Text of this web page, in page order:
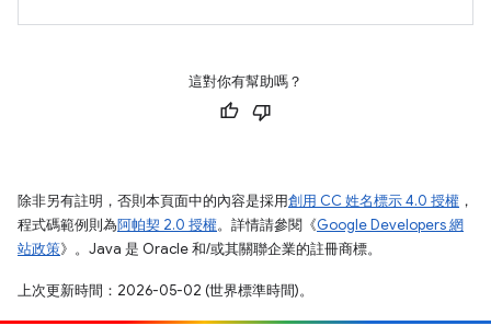
這對你有幫助嗎？
除非另有註明，否則本頁面中的內容是採用創用 CC 姓名標示 4.0 授權 ，
程式碼範例則為阿帕契 2.0 授權。詳情請參閱《Google Developers 網
站政策》。Java 是 Oracle 和/或其關聯企業的註冊商標。
上次更新時間：2026-05-02 (世界標準時間)。